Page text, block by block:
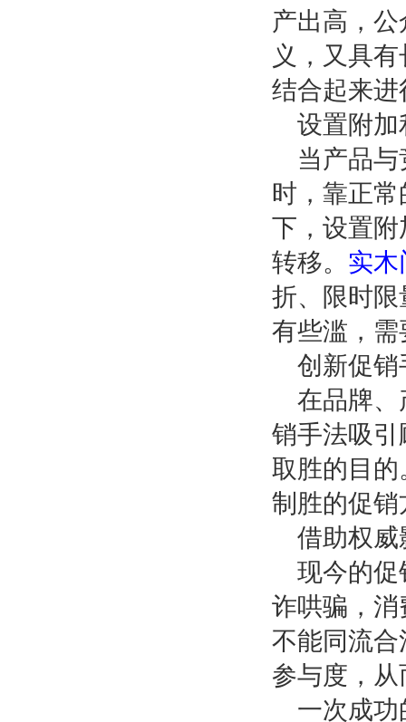
产出高，
义，又具
结合起来
设置附加
当产品
时，靠正
下，设置
转移。 实木
折、限时
有些滥，需
创新促销
在品牌、
销手法吸
取胜的目
制胜的促销
借助权威
现今的促
诈哄骗，
不能同流
参与度，
一次成